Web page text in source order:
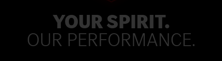
YOUR SPIRIT.
OUR PERFORMANCE.